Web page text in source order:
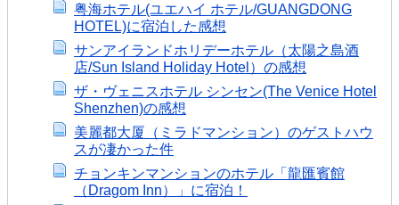
粤海ホテル(ユエハイ ホテル/GUANGDONG
HOTEL)に宿泊した感想
サンアイランドホリデーホテル（太陽之島酒
店/Sun Island Holiday Hotel）の感想
ザ・ヴェニスホテル シンセン(The Venice Hotel
Shenzhen)の感想
美麗都大厦（ミラドマンション）のゲストハウ
スが凄かった件
チョンキンマンションのホテル「龍匯賓館
（Dragom Inn）」に宿泊！